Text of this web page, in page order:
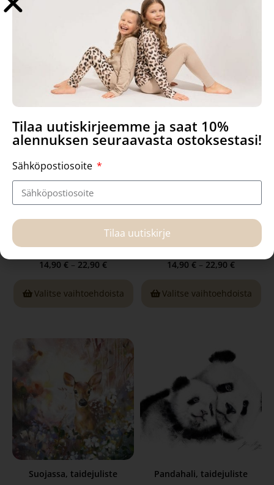
Tutustu myös
14,90 € – 22,90 €
Valitse vaihtoehdoista
14,90 € – 22,90 €
Valitse vaihtoehdoista
Suojassa, taidejuliste Pandahali, taidejuliste
Tilaa uutiskirjeemme ja saat 10%
alennuksen seuraavasta ostoksestasi!
Sähköpostiosoite
Tilaa uutiskirje